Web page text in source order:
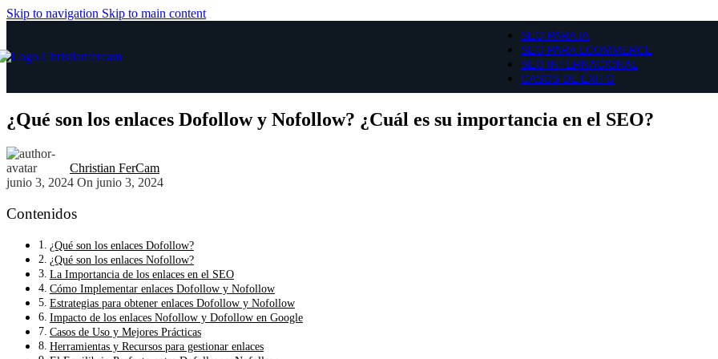
Skip to navigation Skip to main content
SEO PARA IA
SEO PARA ECOMMERCE
SEO INTERNACIONAL
CASOS DE ÉXITO
¿Qué son los enlaces Dofollow y Nofollow? ¿Cuál es su importancia en el SEO?
Christian FerCam
junio 3, 2024 On junio 3, 2024
Contenidos
¿Qué son los enlaces Dofollow?
¿Qué son los enlaces Nofollow?
La Importancia de los enlaces en el SEO
Cómo Implementar enlaces Dofollow y Nofollow
Estrategias para obtener enlaces Dofollow y Nofollow
Impacto de los enlaces Nofollow y Dofollow en Google
Casos de Uso y Mejores Prácticas
Herramientas y Recursos para gestionar enlaces